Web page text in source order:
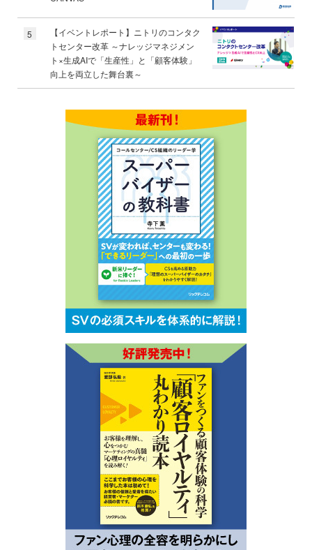
5
【イベントレポート】ニトリのコンタク
トセンター改革 ～ナレッジマネジメン
ト×生成AIで「生産性」と「顧客体験」
向上を両立した舞台裏～